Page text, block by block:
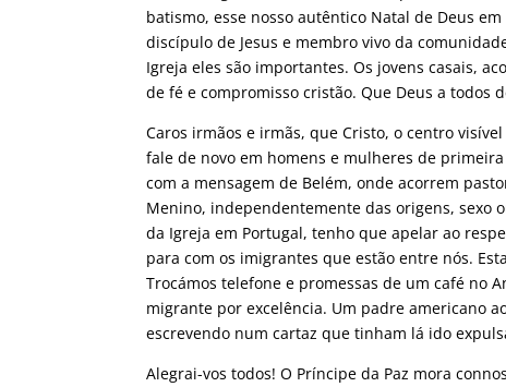
batismo, esse nosso autêntico Natal de Deus
discípulo de Jesus e membro vivo da
Igreja eles são importantes. Os jovens casais,
de fé e compromisso cristão. Que Deus a todos
Caros irmãos e irmãs, que Cristo, o centro
fale de novo em homens e mulheres de
com a mensagem de Belém, onde acorrem
Menino, independentemente das origens, sexo
da Igreja em Portugal, tenho que apelar ao
para com os imigrantes que estão entre nós.
Trocámos telefone e promessas de um café no
migrante por excelência. Um padre americano
escrevendo num cartaz que tinham lá ido
Alegrai-vos todos! O Príncipe da Paz mora